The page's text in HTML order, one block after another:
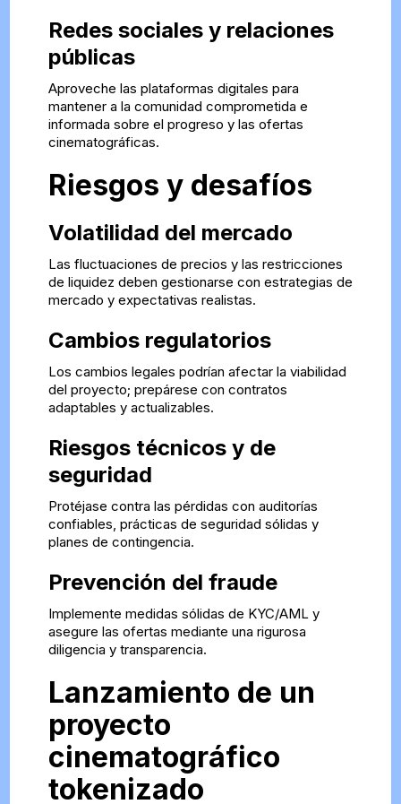
Redes sociales y relaciones
públicas
Aproveche las plataformas digitales para
mantener a la comunidad comprometida e
informada sobre el progreso y las ofertas
cinematográficas.
Riesgos y desafíos
Volatilidad del mercado
Las fluctuaciones de precios y las restricciones
de liquidez deben gestionarse con estrategias de
mercado y expectativas realistas.
Cambios regulatorios
Los cambios legales podrían afectar la viabilidad
del proyecto; prepárese con contratos
adaptables y actualizables.
Riesgos técnicos y de
seguridad
Protéjase contra las pérdidas con auditorías
confiables, prácticas de seguridad sólidas y
planes de contingencia.
Prevención del fraude
Implemente medidas sólidas de KYC/AML y
asegure las ofertas mediante una rigurosa
diligencia y transparencia.
Lanzamiento de un
proyecto
cinematográfico
tokenizado